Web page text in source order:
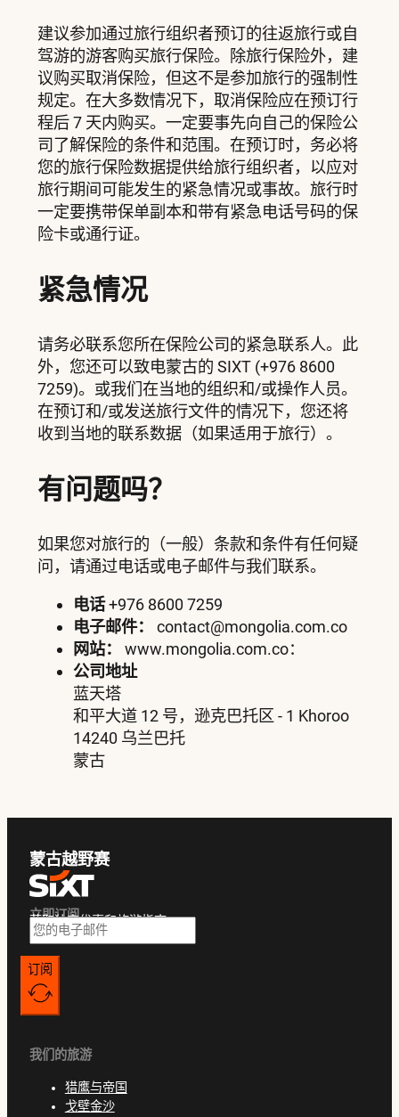
建议参加通过旅行组织者预订的往返旅行或自
驾游的游客购买旅行保险。除旅行保险外，建
议购买取消保险，但这不是参加旅行的强制性
规定。在大多数情况下，取消保险应在预订行
程后 7 天内购买。一定要事先向自己的保险公
司了解保险的条件和范围。在预订时，务必将
您的旅行保险数据提供给旅行组织者，以应对
旅行期间可能发生的紧急情况或事故。旅行时
一定要携带保单副本和带有紧急电话号码的保
险卡或通行证。
紧急情况
请务必联系您所在保险公司的紧急联系人。此
外，您还可以致电蒙古的 SIXT (+976 8600
7259)。或我们在当地的组织和/或操作人员。
在预订和/或发送旅行文件的情况下，您还将
收到当地的联系数据（如果适用于旅行）。
有问题吗？
如果您对旅行的（一般）条款和条件有任何疑
问，请通过电话或电子邮件与我们联系。
电话+976 8600 7259
电子邮件：
contact@mongolia.com.co
网站：
www.mongolia.com.co：
公司地址
蓝天塔
和平大道 12 号，逊克巴托区 - 1 Khoroo
14240 乌兰巴托
蒙古
蒙古越野赛
立即订阅
获取独家优惠和旅游指南
订阅
我们的旅游
猎鹰与帝国
戈壁金沙